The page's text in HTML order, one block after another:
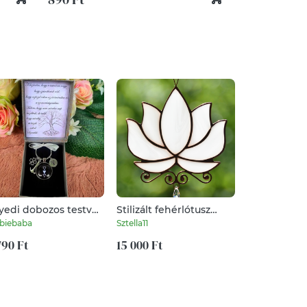
dobozos testvér
kulcstartó
Ft
Stilizált fehérlótusz
kristállyal
Sztella11
15 000 Ft